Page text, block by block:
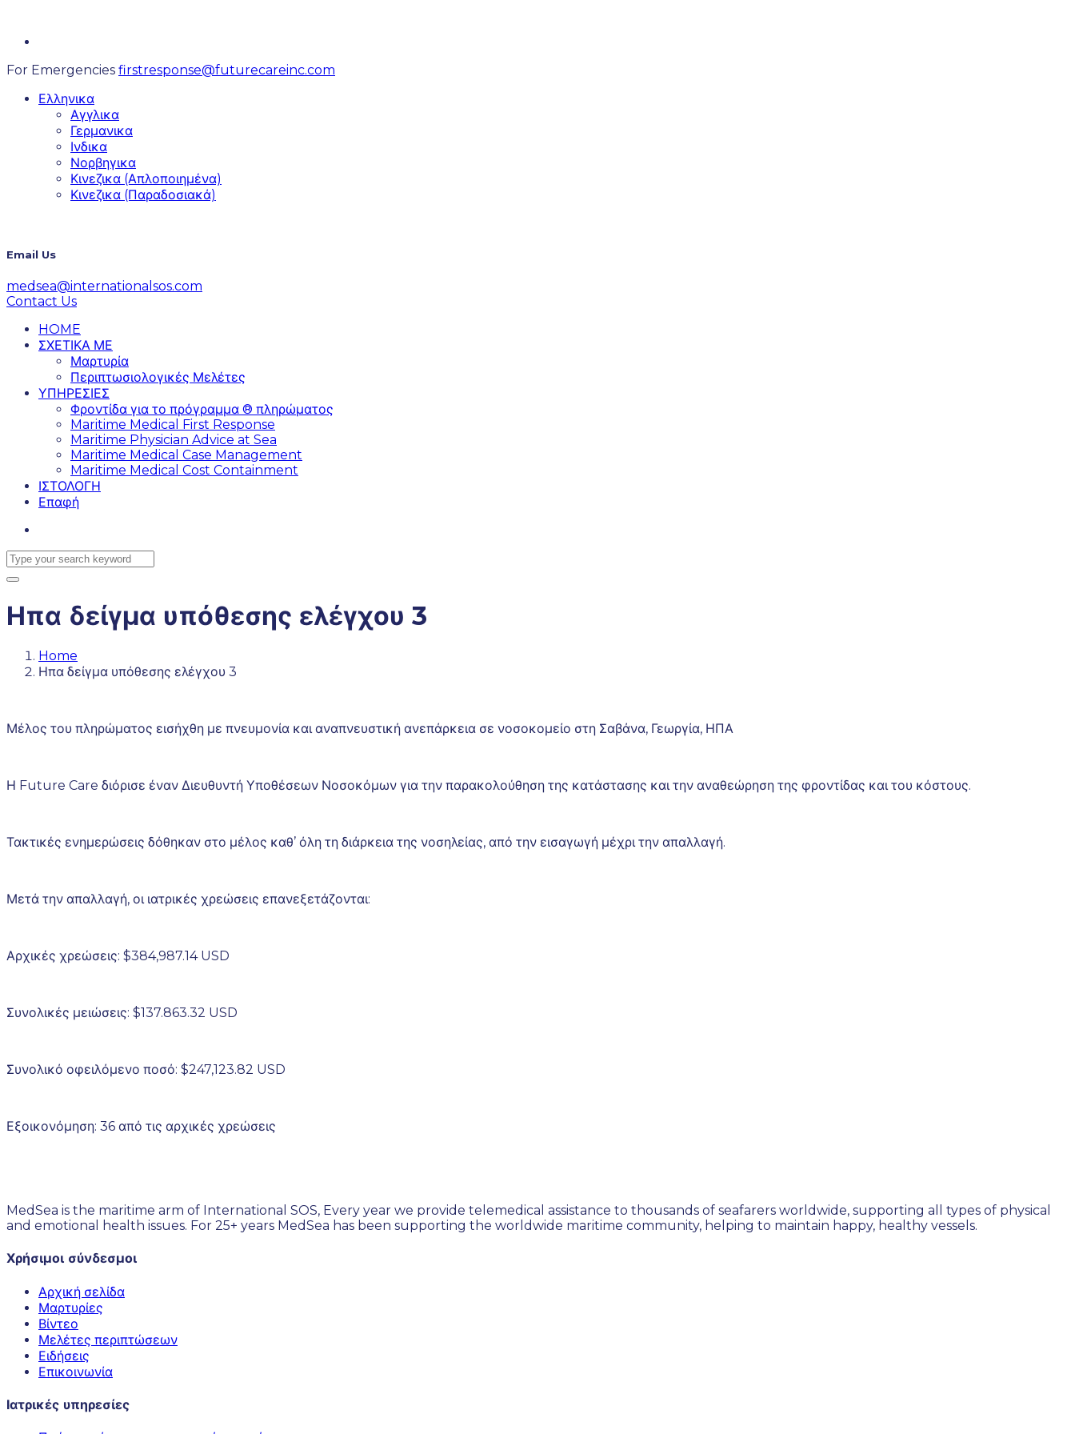
For Emergencies firstresponse@futurecareinc.com
Ελληνικα
Αγγλικα
Γερμανικα
Ινδικα
Νορβηγικα
Κινεζικα (Απλοποιημένα)
Κινεζικα (Παραδοσιακά)
Email Us
medsea@internationalsos.com
Contact Us
HOME
ΣΧΕΤΙΚΑ ΜΕ
Μαρτυρία
Περιπτωσιολογικές Μελέτες
ΥΠΗΡΕΣΙΕΣ
Φροντίδα για το πρόγραμμα ® πληρώματος
Maritime Medical First Response
Maritime Physician Advice at Sea
Maritime Medical Case Management
Maritime Medical Cost Containment
ΙΣΤΟΛΟΓΗ
Επαφή
Ηπα δείγμα υπόθεσης ελέγχου 3
Home
Ηπα δείγμα υπόθεσης ελέγχου 3
Μέλος του πληρώματος εισήχθη με πνευμονία και αναπνευστική ανεπάρκεια σε νοσοκομείο στη Σαβάνα, Γεωργία, ΗΠΑ
Η Future Care διόρισε έναν Διευθυντή Υποθέσεων Νοσοκόμων για την παρακολούθηση της κατάστασης και την αναθεώρηση της φροντίδας και του κόστους.
Τακτικές ενημερώσεις δόθηκαν στο μέλος καθ’ όλη τη διάρκεια της νοσηλείας, από την εισαγωγή μέχρι την απαλλαγή.
Μετά την απαλλαγή, οι ιατρικές χρεώσεις επανεξετάζονται:
Αρχικές χρεώσεις: $384,987.14 USD
Συνολικές μειώσεις: $137.863.32 USD
Συνολικό οφειλόμενο ποσό: $247,123.82 USD
Εξοικονόμηση: 36 από τις αρχικές χρεώσεις
MedSea is the maritime arm of International SOS, Every year we provide telemedical assistance to thousands of seafarers worldwide, supporting all types of physical
and emotional health issues. For 25+ years MedSea has been supporting the worldwide maritime community, helping to maintain happy, healthy vessels.
Χρήσιμοι σύνδεσμοι
Αρχική σελίδα
Μαρτυρίες
Βίντεο
Μελέτες περιπτώσεων
Ειδήσεις
Επικοινωνία
Ιατρικές υπηρεσίες